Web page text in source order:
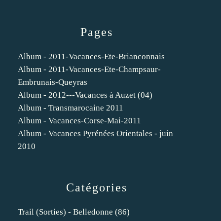
Catégories
Trail (sorties) - Belledonne (86)
Pages
Album - 2011-Vacances-Ete-Brianconnais
Album - 2011-Vacances-Ete-Champsaur-
Embrunais-Queyras
Album - 2012---Vacances à Auzet (04)
Album - Transmarocaine 2011
Album - Vacances-Corse-Mai-2011
Album - Vacances Pyrénées Orientales - juin
2010